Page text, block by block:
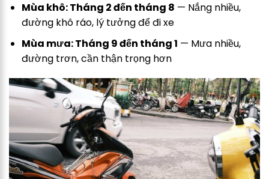
Mùa khô: Tháng 2 đến tháng 8 — Nắng nhiều,
đường khô ráo, lý tưởng để đi xe
Mùa mưa: Tháng 9 đến tháng 1 — Mưa nhiều,
đường trơn, cần thận trọng hơn